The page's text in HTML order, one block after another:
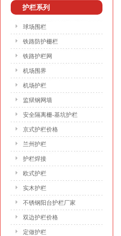
护栏系列
球场围栏
铁路防护栅栏
铁路护栏网
机场围界
机场护栏
监狱钢网墙
安全隔离栅-基坑护栏
京式护栏价格
兰州护栏
护栏焊接
欧式护栏
实木护栏
不锈钢阳台护栏厂家
双边护栏价格
定做护栏